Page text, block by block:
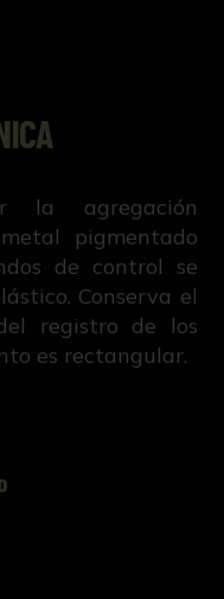
la agregación
pigmentado
de control se
Conserva el
registro de los
es rectangular.